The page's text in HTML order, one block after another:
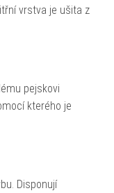
vrstva je ušita z
pejskovi
kterého je
Disponují